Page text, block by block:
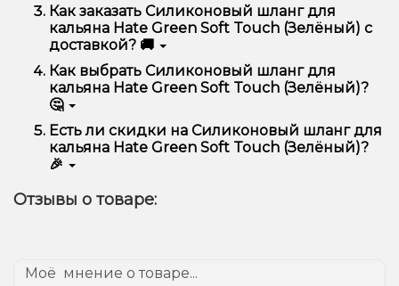
Мы предлагаем только оригинальную продукцию,
широкий ассортимент, выгодные цены и быструю
доставку. Кроме того, у нас регулярные акции и
скидки для клиентов!
Как заказать Силиконовый шланг для
кальяна Hate Green Soft Touch (Зелёный) с
доставкой? 🚚
Оформить заказ можно в несколько кликов:
Добавьте Силиконовый шланг для кальяна
Перейдите к оформлению заказа.
Выберите удобный способ оплаты и
вам!
Доставка доступна по всей Украине, сроки зависят
Как выбрать Силиконовый шланг для
кальяна Hate Green Soft Touch (Зелёный)?
🤔
Выбор зависит от ваших предпочтений – например,
если это кальян, учитывайте размер, материал и тип
чаши, если вейп – мощность и вкус. Наши
менеджеры помогут подобрать идеальный вариант.
Есть ли скидки на Силиконовый шланг для
кальяна Hate Green Soft Touch (Зелёный)?
🎉
специальные предложения. Следите за
Отзывы о товаре: